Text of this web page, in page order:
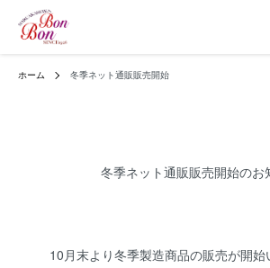
ホーム 冬季ネット通販販売開始
冬季ネット通販販売開始のお
10月末より冬季製造商品の販売が開始